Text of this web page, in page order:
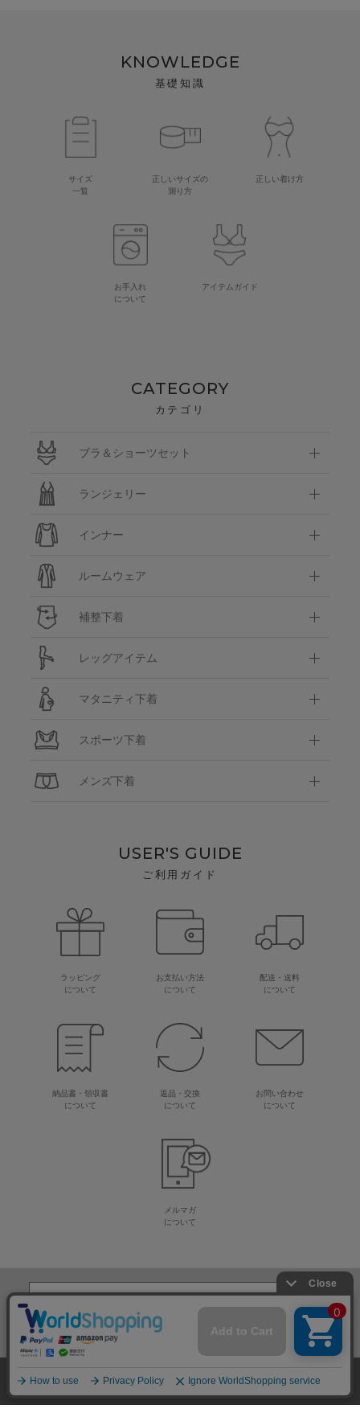
KNOWLEDGE
基礎知識
サイズ
一覧
正しいサイズの
測り方
正しい着け方
お手入れ
について
アイテムガイド
CATEGORY
カテゴリ
ブラ＆ショーツセット
ランジェリー
インナー
ルームウェア
補整下着
レッグアイテム
マタニティ下着
スポーツ下着
メンズ下着
USER'S GUIDE
ご利用ガイド
ラッピング
について
お支払い方法
について
配送・送料
について
納品書・領収書
について
返品・交換
について
お問い合わせ
について
メルマガ
について
生地・毛糸・手芸材料の専門店
株式会社オカダヤ 会社概要 採用情報